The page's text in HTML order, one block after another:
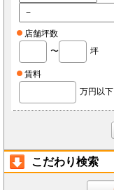
店舗坪数
〜
坪
賃料
万円以下
こだわり検索